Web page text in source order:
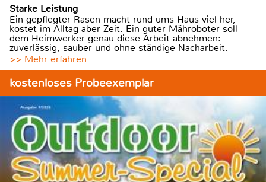
Starke Leistung
Ein gepflegter Rasen macht rund ums Haus viel her,
kostet im Alltag aber Zeit. Ein guter Mähroboter soll
dem Heimwerker genau diese Arbeit abnehmen:
zuverlässig, sauber und ohne ständige Nacharbeit.
>> Mehr erfahren
kostenloses Probeexemplar